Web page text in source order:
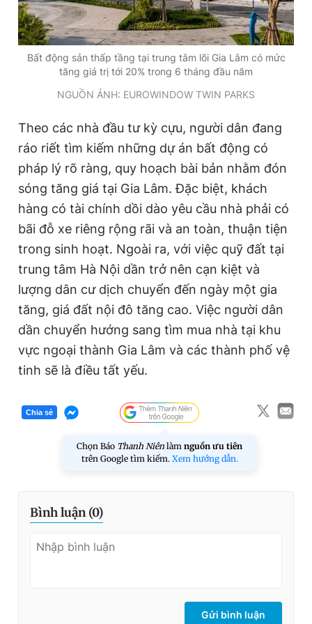
Bất động sản thấp tầng tại trung tâm lõi Gia Lâm có mức
tăng giá trị tới 20% trong 6 tháng đầu năm
NGUỒN ẢNH: EUROWINDOW TWIN PARKS
Theo các nhà đầu tư kỳ cựu, người dân đang
ráo riết tìm kiếm những dự án bất động có
pháp lý rõ ràng, quy hoạch bài bản nhằm đón
sóng tăng giá tại Gia Lâm. Đặc biệt, khách
hàng có tài chính dồi dào yêu cầu nhà phải có
bãi đỗ xe riêng rộng rãi và an toàn, thuận tiện
trong sinh hoạt. Ngoài ra, với việc quỹ đất tại
trung tâm Hà Nội dần trở nên cạn kiệt và
lượng dân cư dịch chuyển đến ngày một gia
tăng, giá đất nội đô tăng cao. Việc người dân
dần chuyển hướng sang tìm mua nhà tại khu
vực ngoại thành Gia Lâm và các thành phố vệ
tinh sẽ là điều tất yếu.
Chia sẻ
Chọn Báo Thanh Niên làm nguồn ưu tiên
trên Google tìm kiếm. Xem hướng dẫn.
Bình luận (0)
Gửi bình luận